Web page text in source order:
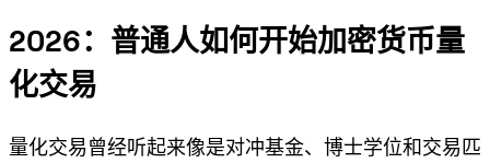
2026：普通人如何开始加密货币量
化交易
量化交易曾经听起来像是对冲基金、博士学位和交易匹